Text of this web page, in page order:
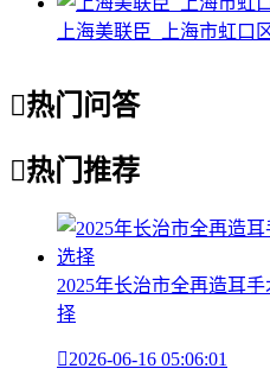
上海美联臣_上海市虹口
热门问答
热门推荐
2025年长治市全再造耳
择
2026-06-16 05:06:01